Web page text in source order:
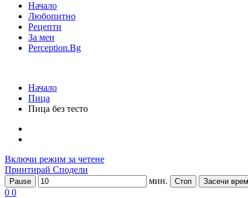
Начало
Любопитно
Рецепти
За мен
Perception.Bg
Начало
Пица
Пица без тесто
Включи режим за четене
Принтирай Сподели
Pause мин. Стоп Засечи
0 0